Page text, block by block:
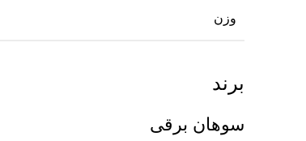
وزن
برند
سوهان برقی